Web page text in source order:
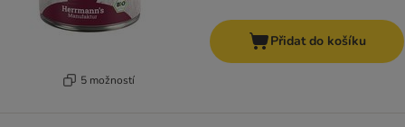
5 možností
Přidat do košíku